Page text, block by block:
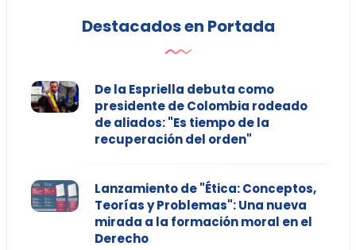
Destacados en Portada
De la Espriella debuta como
presidente de Colombia rodeado
de aliados: "Es tiempo de la
recuperación del orden"
Lanzamiento de "Ética: Conceptos,
Teorías y Problemas": Una nueva
mirada a la formación moral en el
Derecho